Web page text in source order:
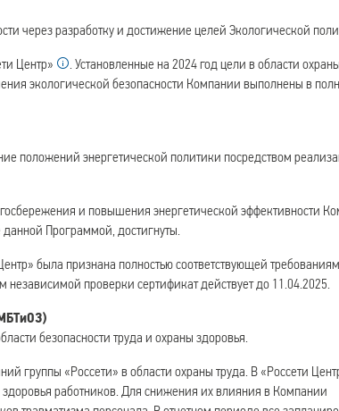
через разработку и достижение целей Экологической
Центр»
. Установленные на 2024 год цели в области охраны
экологической безопасности Компании выполнены в
положений энергетической политики посредством
и повышения энергетической эффективности
Программой, достигнуты.
была признана полностью соответствующей требованиям
проверки сертификат действует до 11.04.2025.
безопасности труда и охраны здоровья.
группы «Россети» в области охраны труда. В «Россети
работников. Для снижения их влияния в Компании